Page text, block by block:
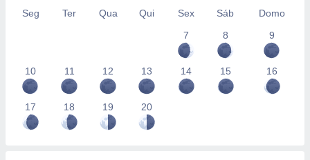
Seg Ter Qua Qui Sex Sáb
Domo
7
8 9
10 11 12 13 14 15 16
17 18 19 20